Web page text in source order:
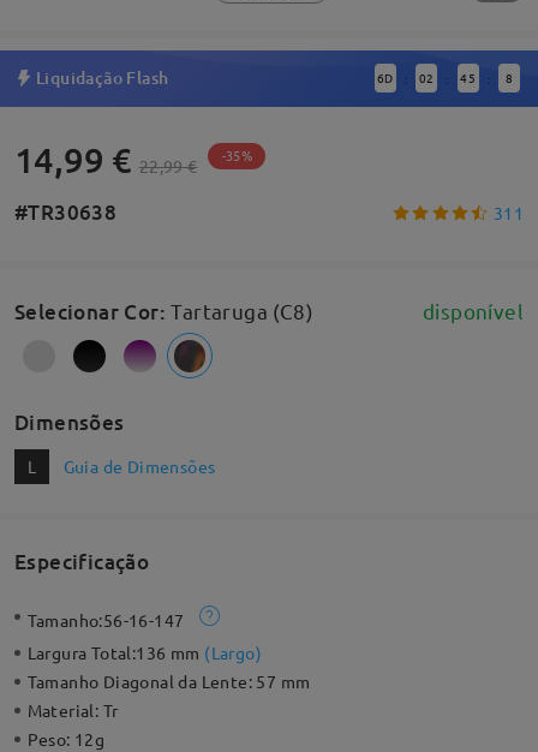
Liquidação Flash 6D : 02 : 45 : 8
14,99 € 22,99 € -35%
#TR30638 311
Selecionar Cor:Tartaruga (C8) disponível
Dimensões
L Guia de Dimensões
Especificação
Tamanho:56-16-147
Largura Total:136 mm (Largo)
Tamanho Diagonal da Lente: 57 mm
Material: Tr
Peso: 12g